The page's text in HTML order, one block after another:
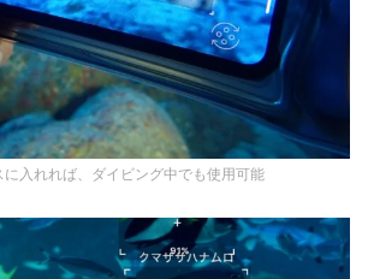
に入れれば、ダイビング中でも使用可能